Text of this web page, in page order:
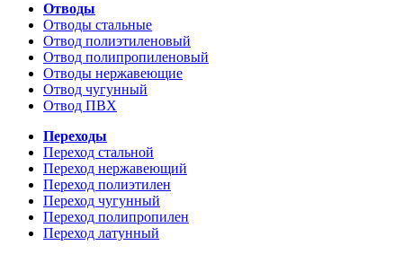
Отводы
Отводы стальные
Отвод полиэтиленовый
Отвод полипропиленовый
Отводы нержавеющие
Отвод чугунный
Отвод ПВХ
Переходы
Переход стальной
Переход нержавеющий
Переход полиэтилен
Переход чугунный
Переход полипропилен
Переход латунный